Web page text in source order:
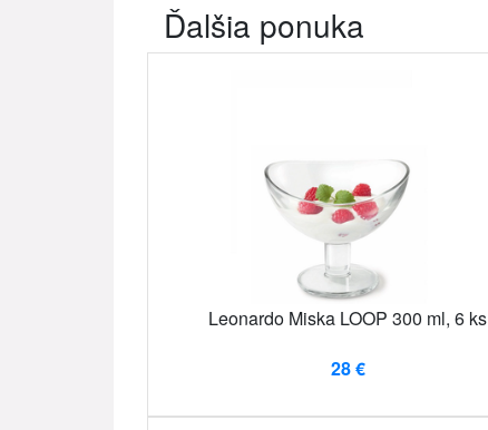
Ďalšia ponuka
Leonardo Miska LOOP 300 ml, 6 ks
28 €